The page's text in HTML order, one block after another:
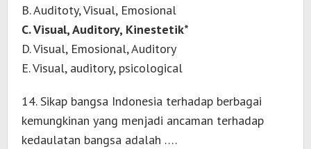
B. Auditoty, Visual, Emosional
C. Visual, Auditory, Kinestetik*
D. Visual, Emosional, Auditory
E. Visual, auditory, psicological
14. Sikap bangsa Indonesia terhadap berbagai
kemungkinan yang menjadi ancaman terhadap
kedaulatan bangsa adalah ….